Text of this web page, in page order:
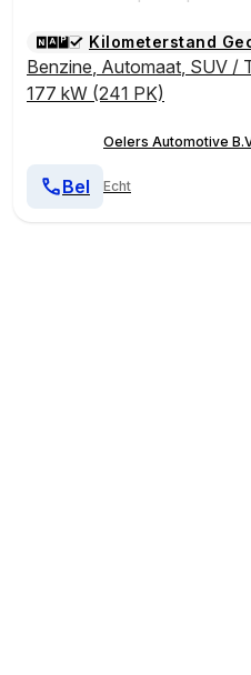
Kilometerstand
Benzine, Automaat, SUV /
177 kW (241 PK)
Oelers Automotive
Echt
Bel